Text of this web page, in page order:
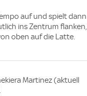
auf und spielt dann
ins Zentrum flanken,
oben auf die Latte.
Martinez (aktuell